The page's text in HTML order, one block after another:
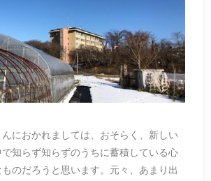
におかれましては、おそらく、新しい
知らず知らずのうちに蓄積している心
のだろうと思います。元々、あまり出